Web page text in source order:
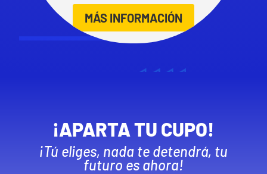
MÁS INFORMACIÓN
¡APARTA TU CUPO!
¡Tú eliges, nada te detendrá, tu
futuro es ahora!